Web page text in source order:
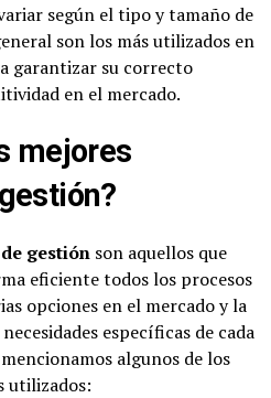
según el tipo y tamaño de
son los más utilizados en
garantizar su correcto
en el mercado.
mejores
gestión son aquellos que
eficiente todos los procesos
opciones en el mercado y la
específicas de cada
algunos de los
utilizados: